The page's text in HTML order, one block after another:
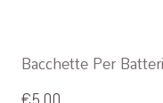
Bacchette Per